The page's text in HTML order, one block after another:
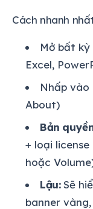
Cách nhanh
Mở bất
Excel,
Nhấp vào
About)
Bản
+ loại license
hoặc
Lậu:Sẽ
banner